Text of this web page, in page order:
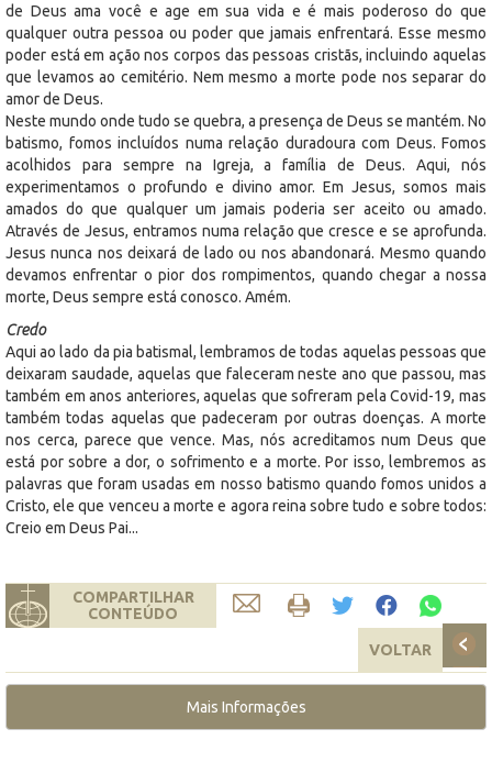
de Deus ama você e age em sua vida e é mais poderoso do que
qualquer outra pessoa ou poder que jamais enfrentará. Esse mesmo
poder está em ação nos corpos das pessoas cristãs, incluindo aquelas
que levamos ao cemitério. Nem mesmo a morte pode nos separar do
amor de Deus.
Neste mundo onde tudo se quebra, a presença de Deus se mantém. No
batismo, fomos incluídos numa relação duradoura com Deus. Fomos
acolhidos para sempre na Igreja, a família de Deus. Aqui, nós
experimentamos o profundo e divino amor. Em Jesus, somos mais
amados do que qualquer um jamais poderia ser aceito ou amado.
Através de Jesus, entramos numa relação que cresce e se aprofunda.
Jesus nunca nos deixará de lado ou nos abandonará. Mesmo quando
devamos enfrentar o pior dos rompimentos, quando chegar a nossa
morte, Deus sempre está conosco. Amém.
Credo
Aqui ao lado da pia batismal, lembramos de todas aquelas pessoas que
deixaram saudade, aquelas que faleceram neste ano que passou, mas
também em anos anteriores, aquelas que sofreram pela Covid-19, mas
também todas aquelas que padeceram por outras doenças. A morte
nos cerca, parece que vence. Mas, nós acreditamos num Deus que
está por sobre a dor, o sofrimento e a morte. Por isso, lembremos as
palavras que foram usadas em nosso batismo quando fomos unidos a
Cristo, ele que venceu a morte e agora reina sobre tudo e sobre todos:
Creio em Deus Pai...
COMPARTILHAR
CONTEÚDO
VOLTAR
Mais Informações